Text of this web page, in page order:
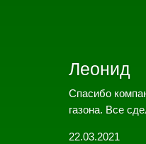
Леонид
Спасибо
газона. Все
22.03.2021